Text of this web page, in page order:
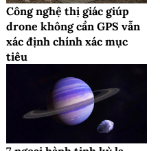
Công nghệ thị giác giúp
drone không cần GPS vẫn
xác định chính xác mục
tiêu